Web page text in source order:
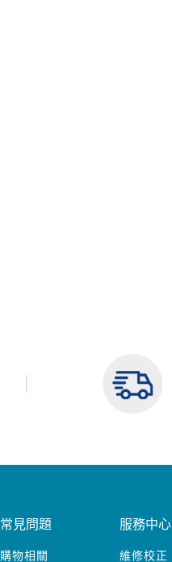
常見問題
購物相關
服務中心
維修校正